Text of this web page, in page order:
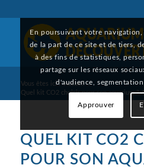
Vous êtes ici : Accueil /
Quel kit CO2 choisir pour son aquarium ?
QUEL KIT CO2
POUR SON
En poursuivant votre
de la part de ce site et de tiers,
à des fins de statistiques,
partage sur les réseaux
d'audience,
Approuver